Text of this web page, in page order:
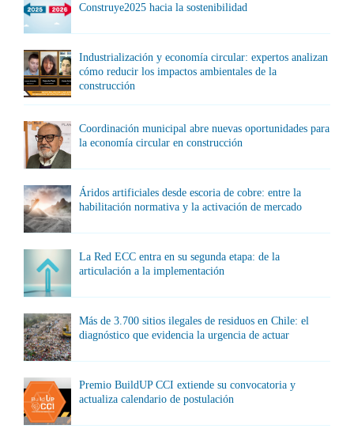
Construye2025 hacia la sostenibilidad
Industrialización y economía circular: expertos analizan
cómo reducir los impactos ambientales de la
construcción
Coordinación municipal abre nuevas oportunidades para
la economía circular en construcción
Áridos artificiales desde escoria de cobre: entre la
habilitación normativa y la activación de mercado
La Red ECC entra en su segunda etapa: de la
articulación a la implementación
Más de 3.700 sitios ilegales de residuos en Chile: el
diagnóstico que evidencia la urgencia de actuar
Premio BuildUP CCI extiende su convocatoria y
actualiza calendario de postulación